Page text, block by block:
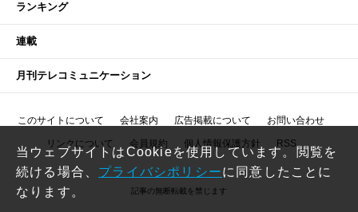
ランキング
連載
月刊テレコミュニケーション
このサイトについて 会社案内 広告掲載について お問い合わせ
リンクについて 会員規約 個人情報保護方針 RSS
記事の無断転載を禁じます
当ウェブサイトはCookieを使用しています。閲覧を
続ける場合、 プライバシポリシーに同意したことに
なります。